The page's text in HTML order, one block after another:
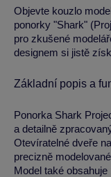
Objevte kouzlo
ponorky "Shark"
pro zkušené
designem si jistě
Základní popis a
Ponorka Shark
a detailně
Otevíratelné dveře
precizně
Model také